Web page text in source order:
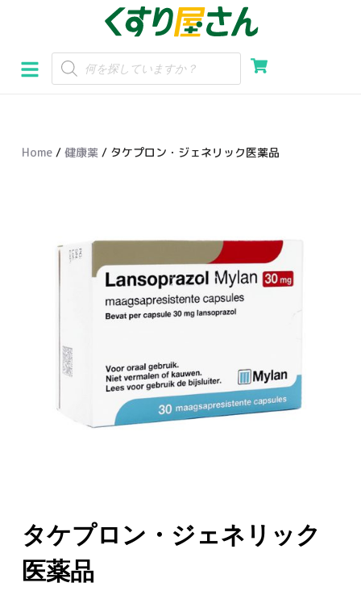
ン
テ
スHome / 健康薬 / タケプロン・ジェネリック医薬品
タケプロン・ジェネリック
医薬品